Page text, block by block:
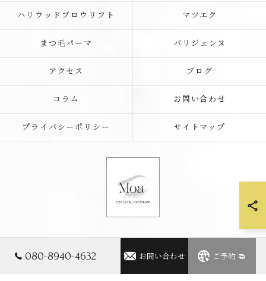
080-8940-4632 お問い合わせ ご予約
ハリウッドブロウリフト マツエク
まつ毛パーマ パリジェンヌ
アクセス ブログ
コラム お問い合わせ
プライバシーポリシー サイトマップ
© 2026 滋賀県近江八幡のアイラッシュサロンならMoa eyelash/eyebrow